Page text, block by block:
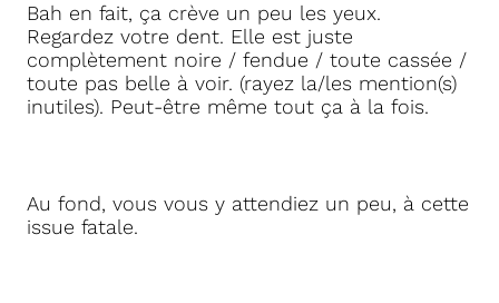
Bah en fait, ça crève un peu les yeux.
Regardez votre dent. Elle est juste
complètement noire / fendue / toute cassée /
toute pas belle à voir. (rayez la/les mention(s)
inutiles). Peut-être même tout ça à la fois.
Au fond, vous vous y attendiez un peu, à cette
issue fatale.